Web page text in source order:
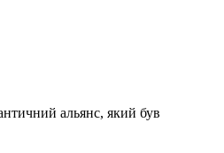
альянс, який був